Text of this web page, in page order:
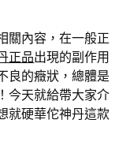
關內容，在一般正
正品出現的副作用
良的癥狀，總體是
今天就給帶大家介
就硬華佗神丹這款